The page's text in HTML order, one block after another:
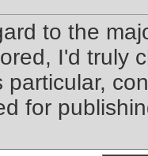
to the
I'd truly
particular,
for